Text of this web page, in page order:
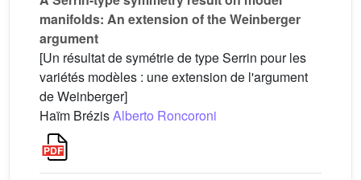
manifolds: An extension of the Weinberger
argument
[Un résultat de symétrie de type Serrin pour les
variétés modèles : une extension de l'argument
de Weinberger]
Haïm BrézisAlberto Roncoroni